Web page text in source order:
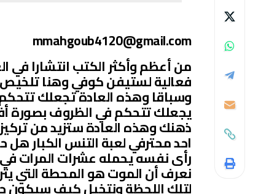
mmahgoub4120@gmail.com
من أعظم وأكثر الكتب انتشارا في
فعالية لستيفن كوفي وهنا تلخيص
وسباقا وهذه العادة تجعلك
يجعلك تتحكم في الظروف بصورة
ذهنك وهذه العادة ستزيد من
احد محترفي لعبة التنس الكبار
رأى نفسه يحمله عشرات المرات
نعرف أن الموت هو المحطة التي
لتلك اللحظة ونتخيل كيف سيكون